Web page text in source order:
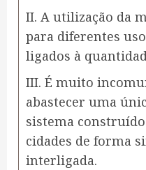
II. A utilização da
para diferentes
ligados à
III. É muito
abastecer uma
sistema
cidades de forma
interligada.